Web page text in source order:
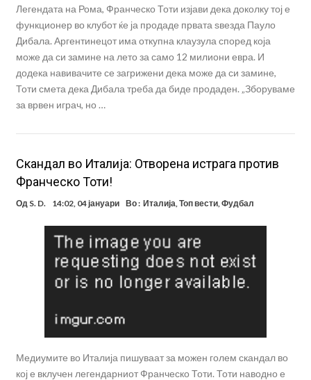
Легендата на Рома, Франческо Тоти изјави дека доколку тој е
функционер во клубот ќе ја продаде првата ѕвезда Пауло
Дибала. Аргентинецот има откупна клаузула според која
може да си замине на лето за само 12 милиони евра. И
додека навивачите се загрижени дека може да си замине,
Тоти смета дека Дибала треба да биде продаден. „Зборуваме
за врвен играч, но …
Скандал во Италија: Отворена истрага против
Франческо Тоти!
Од S. D. 14:02, 04 јануари Во : Италија Топ вести, Фудбал
Медиумите во Италија пишуваат за можен голем скандал во
кој е вклучен легендарниот Франческо Тоти. Тоти наводно е